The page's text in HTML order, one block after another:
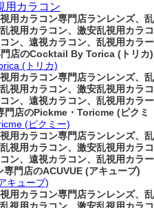
用カラコン
用カラコン専門店ランレンズ、乱
視用カラコン、激安乱視用カラコ
ン、遠視カラコン、乱視用カラー
門店のCocktail By Torica (トリカ)
(トリカ)
用カラコン専門店ランレンズ、乱
視用カラコン、激安乱視用カラコ
ン、遠視カラコン、乱視用カラー
門店のPickme・Toricme (ピクミ
(ピクミー)
用カラコン専門店ランレンズ、乱
視用カラコン、激安乱視用カラコ
ン、遠視カラコン、乱視用カラー
門店のACUVUE (アキューブ)
キューブ)
用カラコン専門店ランレンズ、乱